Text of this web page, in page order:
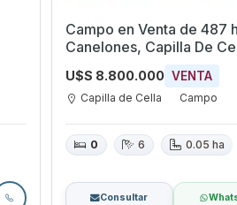
Campo en Venta de 487
Canelones, Capilla De
U$S 8.800.000 VENTA
Capilla de Cella Campo
0 6 0.05 ha
Consultar